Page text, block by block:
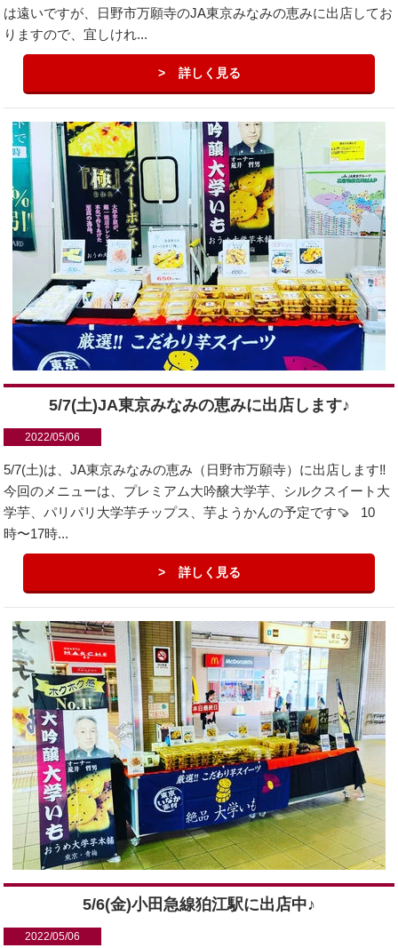
は遠いですが、日野市万願寺のJA東京みなみの恵みに出店してお
りますので、宜しけれ...
詳しく見る
5/7(土)JA東京みなみの恵みに出店します♪
2022/05/06
5/7(土)は、JA東京みなみの恵み（日野市万願寺）に出店します‼️
今回のメニューは、プレミアム大吟醸大学芋、シルクスイート大
学芋、パリパリ大学芋チップス、芋ようかんの予定です🍠 10
時〜17時...
詳しく見る
5/6(金)小田急線狛江駅に出店中♪
2022/05/06